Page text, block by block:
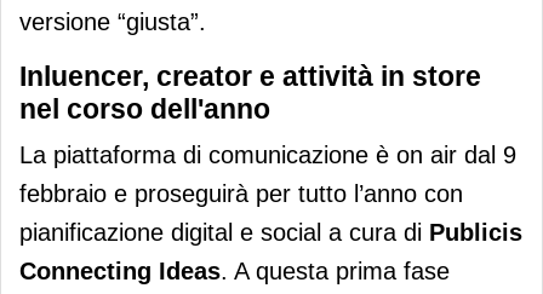
versione “giusta”.
Inluencer, creator e attività in store
nel corso dell'anno
La piattaforma di comunicazione è on air dal 9
febbraio e proseguirà per tutto l’anno con
pianificazione digital e social a cura di Publicis
Connecting Ideas. A questa prima fase